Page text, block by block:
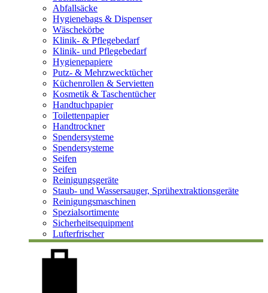
Abfallsäcke
Hygienebags & Dispenser
Wäschekörbe
Klinik- & Pflegebedarf
Klinik- und Pflegebedarf
Hygienepapiere
Putz- & Mehrzwecktücher
Küchenrollen & Servietten
Kosmetik & Taschentücher
Handtuchpapier
Toilettenpapier
Handtrockner
Spendersysteme
Spendersysteme
Seifen
Seifen
Reinigungsgeräte
Staub- und Wassersauger, Sprühextraktionsgeräte
Reinigungsmaschinen
Spezialsortimente
Sicherheitsequipment
Lufterfrischer